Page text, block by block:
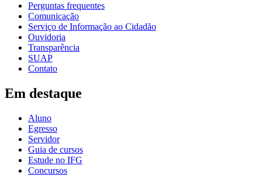
Perguntas frequentes
Comunicação
Serviço de Informação ao Cidadão
Ouvidoria
Transparência
SUAP
Contato
Em destaque
Aluno
Egresso
Servidor
Guia de cursos
Estude no IFG
Concursos